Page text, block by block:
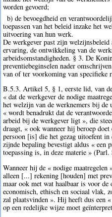
worden gevoerd;
b) de bevoegdheid en
toepassen van het beleid inzake het
uitvoering van hun werk.
De werkgever past zijn welzijnsbeleid
ervaring, de ontwikkeling van de
arbeidsomstandigheden. § 3. De
preventiebeginselen nader
van of ter voorkoming van specifieke
B.5.3. Artikel 5, § 1, eerste lid, van
« dat de werkgever de nodige
het welzijn van de werknemers bij
« wordt benadrukt dat de
arbeid bij de werkgever ligt », die
draagt, « ook wanneer hij beroep
persoon [is] die het gezag uitoefent
zijnde bepaling bevestigt aldus « een
toepassing is, in deze materie »
Wanneer hij de « nodige maatregelen
alleen [...] rekening [houden] met
maar ook met wat haalbaar is voor
economisch, ethisch en sociaal vlak,
zal plaatsvinden ». Hij heeft dus een
op een redelijke wijze moet